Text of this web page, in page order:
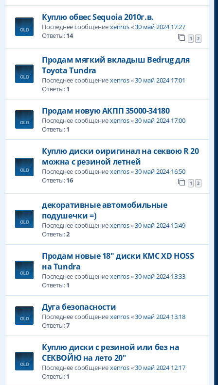
Куплю обвес Sequoia 2010г.в.
Последнее сообщениеxenros«30 май 2024 17:27
Ответы:14 1 2
Продам мягкий вкладыш Bedrug для
Toyota Tundra
Последнее сообщениеxenros«30 май 2024 17:01
Ответы:1
Продам новую АКПП 35000-34180
Последнее сообщениеxenros«30 май 2024 17:00
Ответы:1
Куплю диски оиригинал на секвою R 20
можна с резиной летней
Последнее сообщениеxenros«30 май 2024 16:50
Ответы:16 1 2
декоративные автомобильные
подушечки =)
Последнее сообщениеxenros«30 май 2024 15:49
Ответы:2
Продам новые 18" диски KMC XD HOSS
на Tundra
Последнее сообщениеxenros«30 май 2024 13:33
Ответы:1
Дуга безопасности
Последнее сообщениеxenros«30 май 2024 13:18
Ответы:7
Куплю диски с резиной или без на
СЕКВОЙЮ на лето 20''
Последнее сообщениеxenros«30 май 2024 12:17
Ответы:1